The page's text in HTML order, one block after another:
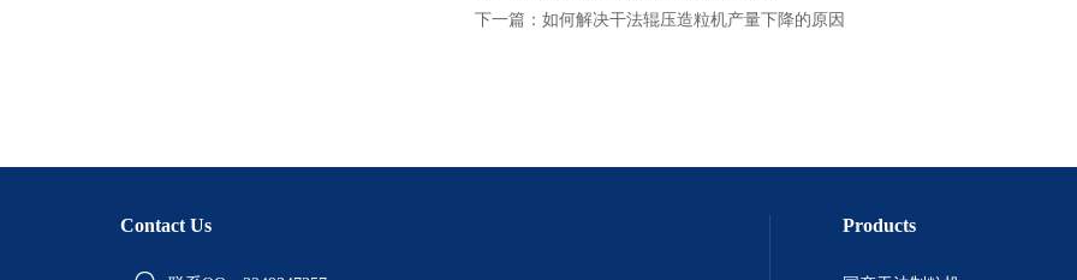
下一篇： 如何解决干法辊压造粒机产量下降的原因
Contact Us Products